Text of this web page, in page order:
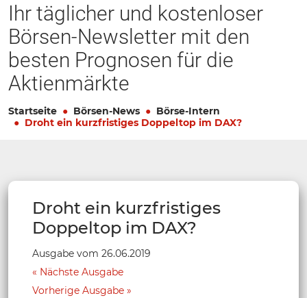
Ihr täglicher und kostenloser
Börsen-Newsletter mit den
besten Prognosen für die
Aktienmärkte
Startseite Börsen-News
Börse-Intern
Droht ein kurzfristiges Doppeltop im DAX?
Droht ein kurzfristiges
Doppeltop im DAX?
Ausgabe vom 26.06.2019
Nächste Ausgabe
Vorherige Ausgabe